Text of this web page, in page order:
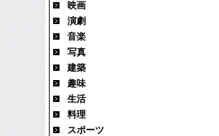
映画
演劇
音楽
写真
建築
趣味
生活
料理
スポーツ